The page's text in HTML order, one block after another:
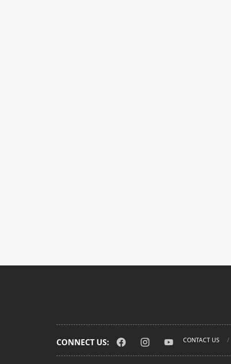
CONNECT US: CONTACT US